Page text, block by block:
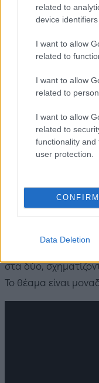
related to
device identifiers
I want to allow
related to
I want to allow
related to
I want to allow
related to
functionality
user protection.
CONFIRM
Data Deletion
Πηγή: Shutterstock
που αποτελεί το
πόλο έλξης για
παγωμένα νερά του
στα δύο,
Το θέαμα είναι